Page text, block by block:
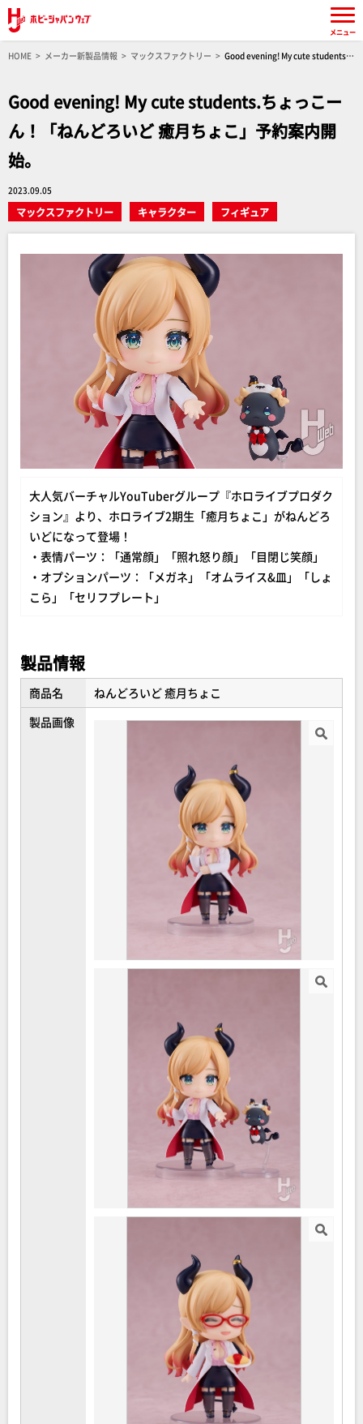
HOME メーカー新製品情報 マックスファクトリー
Good evening! My cute students.
Good evening! My cute students.ちょっこー
ん！「ねんどろいど 癒月ちょこ」予約案内開
始。
2023.09.05
マックスファクトリー キャラクター フィギュア
大人気バーチャルYouTuberグループ『ホロライブプロダク
ション』より、ホロライブ2期生「癒月ちょこ」がねんどろ
いどになって登場！
・表情パーツ：「通常顔」「照れ怒り顔」「目閉じ笑顔」
・オプションパーツ：「メガネ」「オムライス&皿」「しょ
こら」「セリフプレート」
製品情報
商品名
ねんどろいど 癒月ちょこ
製品画像
メニュー